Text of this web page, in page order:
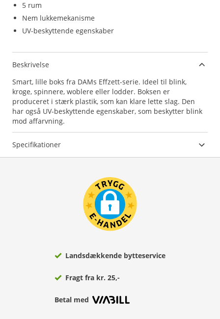
5 rum
Nem lukkemekanisme
UV-beskyttende egenskaber
Beskrivelse
Smart, lille boks fra DAMs Effzett-serie. Ideel til blink,
kroge, spinnere, woblere eller lodder. Boksen er
produceret i stærk plastik, som kan klare lette slag. Den
har også UV-beskyttende egenskaber, som beskytter blink
mod affarvning.
Specifikationer
Landsdækkende bytteservice
Fragt fra kr. 25,-
Betal med